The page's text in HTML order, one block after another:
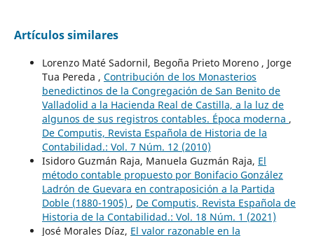
Artículos similares
Lorenzo Maté Sadornil, Begoña Prieto Moreno , Jorge
Tua Pereda , Contribución de los Monasterios
benedictinos de la Congregación de San Benito de
Valladolid a la Hacienda Real de Castilla, a la luz de
algunos de sus registros contables. Época moderna ,
De Computis, Revista Española de Historia de la
Contabilidad.: Vol. 7 Núm. 12 (2010)
Isidoro Guzmán Raja, Manuela Guzmán Raja, El
método contable propuesto por Bonifacio González
Ladrón de Guevara en contraposición a la Partida
Doble (1880-1905) , De Computis, Revista Española de
Historia de la Contabilidad.: Vol. 18 Núm. 1 (2021)
José Morales Díaz, El valor razonable en la